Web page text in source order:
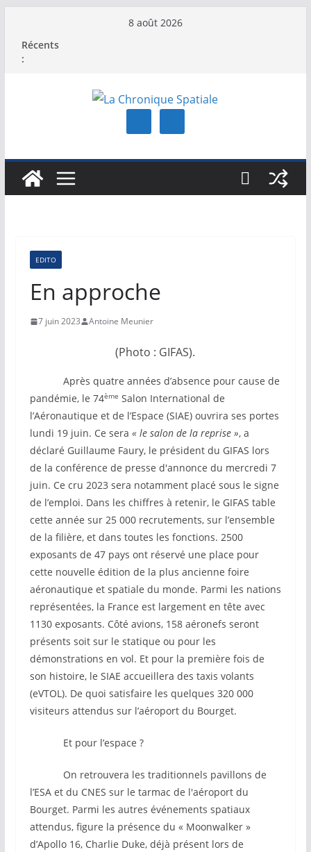
contenu
8 août 2026
Récents
:
EDITO
En approche
7 juin 2023 Antoine Meunier
(Photo : GIFAS).
Après quatre années d’absence pour cause de
pandémie, le 74ème Salon International de
l’Aéronautique et de l’Espace (SIAE) ouvrira ses portes
lundi 19 juin. Ce sera « le salon de la reprise », a
déclaré Guillaume Faury, le président du GIFAS lors
de la conférence de presse d'annonce du mercredi 7
juin. Ce cru 2023 sera notamment placé sous le signe
de l’emploi. Dans les chiffres à retenir, le GIFAS table
cette année sur 25 000 recrutements, sur l’ensemble
de la filière, et dans toutes les fonctions. 2500
exposants de 47 pays ont réservé une place pour
cette nouvelle édition de la plus ancienne foire
aéronautique et spatiale du monde. Parmi les nations
représentées, la France est largement en tête avec
1130 exposants. Côté avions, 158 aéronefs seront
présents soit sur le statique ou pour les
démonstrations en vol. Et pour la première fois de
son histoire, le SIAE accueillera des taxis volants
(eVTOL). De quoi satisfaire les quelques 320 000
visiteurs attendus sur l’aéroport du Bourget.
Et pour l’espace ?
On retrouvera les traditionnels pavillons de
l’ESA et du CNES sur le tarmac de l'aéroport du
Bourget. Parmi les autres événements spatiaux
attendus, figure la présence du « Moonwalker »
d’Apollo 16, Charlie Duke, déjà présent lors de